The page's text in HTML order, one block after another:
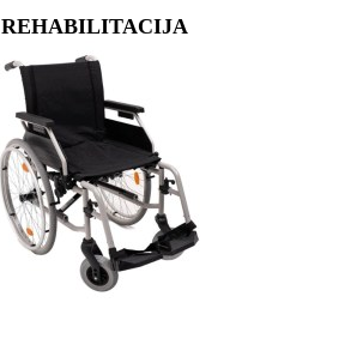
REHABILITACIJA